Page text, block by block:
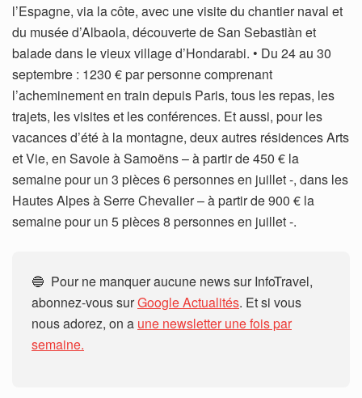
l’Espagne, via la côte, avec une visite du chantier naval et
du musée d’Albaola, découverte de San Sebastiàn et
balade dans le vieux village d’Hondarabi. • Du 24 au 30
septembre : 1230 € par personne comprenant
l’acheminement en train depuis Paris, tous les repas, les
trajets, les visites et les conférences. Et aussi, pour les
vacances d’été à la montagne, deux autres résidences Arts
et Vie, en Savoie à Samoëns – à partir de 450 € la
semaine pour un 3 pièces 6 personnes en juillet -, dans les
Hautes Alpes à Serre Chevalier – à partir de 900 € la
semaine pour un 5 pièces 8 personnes en juillet -.
🔵 Pour ne manquer aucune news sur InfoTravel,
abonnez-vous surGoogle Actualités. Et si vous
nous adorez, on a une newsletter une fois par
semaine.